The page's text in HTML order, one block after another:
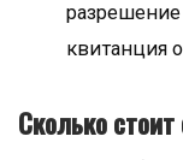
квитанция
Сколько